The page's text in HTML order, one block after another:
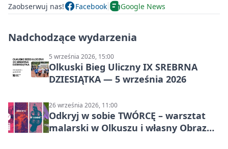
Zaobserwuj nas! Facebook Google News
Nadchodzące wydarzenia
5 września 2026, 15:00
Olkuski Bieg Uliczny IX SREBRNA
DZIESIĄTKA — 5 września 2026
26 września 2026, 11:00
Odkryj w sobie TWÓRCĘ – warsztat
malarski w Olkuszu i własny Obraz